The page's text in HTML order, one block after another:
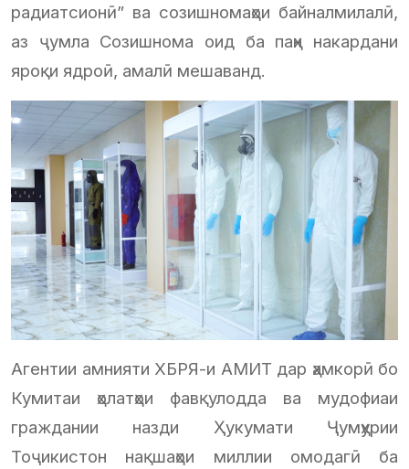
радиатсионӣ” ва созишномаҳои байналмилалӣ,
аз ҷумла Созишнома оид ба паҳн накардани
яроқи ядроӣ, амалӣ мешаванд.
Агентии амнияти ХБРЯ-и АМИТ дар ҳамкорӣ бо
Кумитаи ҳолатҳои фавқулодда ва мудофиаи
граждании назди Ҳукумати Ҷумҳурии
Тоҷикистон нақшаҳои миллии омодагӣ ба